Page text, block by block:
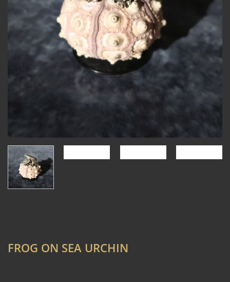
FROG ON SEA URCHIN